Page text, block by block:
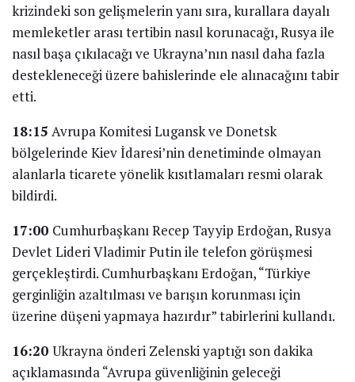
krizindeki son gelişmelerin yanı sıra, kurallara dayalı
memleketler arası tertibin nasıl korunacağı, Rusya ile
nasıl başa çıkılacağı ve Ukrayna’nın nasıl daha fazla
destekleneceği üzere bahislerinde ele alınacağını tabir
etti.
18:15 Avrupa Komitesi Lugansk ve Donetsk
bölgelerinde Kiev İdaresi’nin denetiminde olmayan
alanlarla ticarete yönelik kısıtlamaları resmi olarak
bildirdi.
17:00 Cumhurbaşkanı Recep Tayyip Erdoğan, Rusya
Devlet Lideri Vladimir Putin ile telefon görüşmesi
gerçekleştirdi. Cumhurbaşkanı Erdoğan, “Türkiye
gerginliğin azaltılması ve barışın korunması için
üzerine düşeni yapmaya hazırdır” tabirlerini kullandı.
16:20 Ukrayna önderi Zelenski yaptığı son dakika
açıklamasında “Avrupa güvenliğinin geleceği